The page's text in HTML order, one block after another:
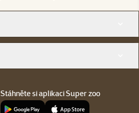
Stáhněte si aplikaci Super zoo